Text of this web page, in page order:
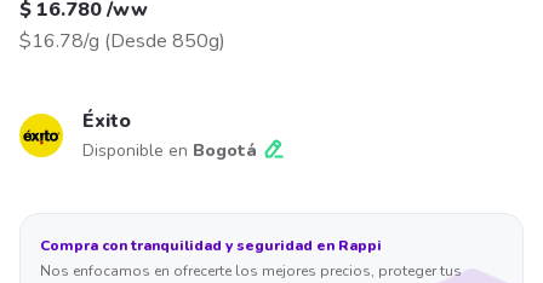
$ 16.780/ww
$16.78/g (Desde 850g)
Éxito
Disponible en Bogotá
Compra con tranquilidad y seguridad en Rappi
Nos enfocamos en ofrecerte los mejores precios, proteger tus